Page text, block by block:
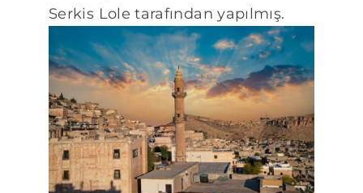
Serkis Lole tarafından yapılmış.